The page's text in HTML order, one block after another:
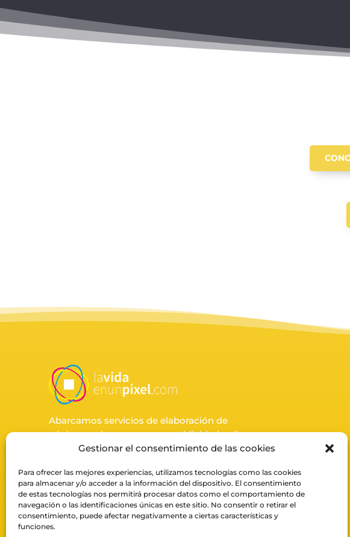
Gestionar el consentimiento de las cookies
Para ofrecer las mejores experiencias, utilizamos tecnologías como las cookies
para almacenar y/o acceder a la información del dispositivo. El consentimiento
de estas tecnologías nos permitirá procesar datos como el comportamiento de
navegación o las identificaciones únicas en este sitio. No consentir o retirar el
consentimiento, puede afectar negativamente a ciertas características y
funciones.
Abarcamos servicios de elaboración de
páginas web, ecommerce, publicidad online,
impresión y fotografía de producto para
SUSCRÍBETE A LA NEWSLETTER
ENVIAR